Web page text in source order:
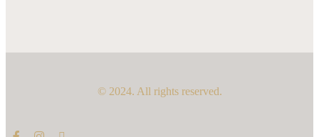
© 2024. All rights reserved.